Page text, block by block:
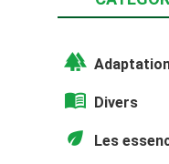
forest
menu_book Divers
eco Les